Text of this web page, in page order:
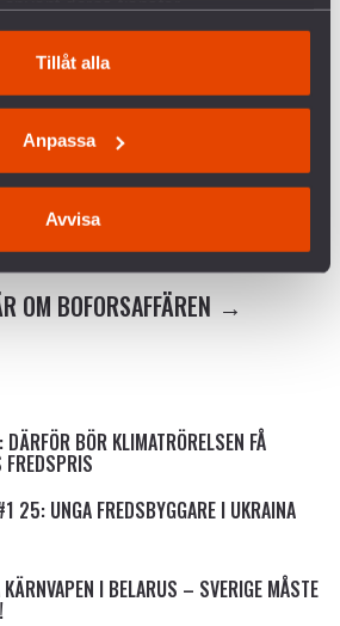
Tillåt alla
Anpassa
Avvisa
OCH SVAR OM KRIGET I
MED ISRAEL
RÄTT – MILITÄREN KAN INTE
OM BOFORSAFFÄREN
DÄRFÖR BÖR KLIMATRÖRELSEN FÅ
FREDSPRIS
25: UNGA FREDSBYGGARE I UKRAINA
I BELARUS – SVERIGE MÅSTE